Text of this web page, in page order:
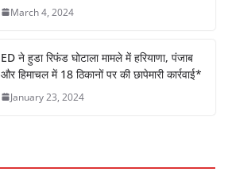
March 4, 2024
ED ने हुडा रिफंड घोटाला मामले में हरियाणा, पंजाब
और हिमाचल में 18 ठिकानों पर की छापेमारी कार्रवाई*
January 23, 2024